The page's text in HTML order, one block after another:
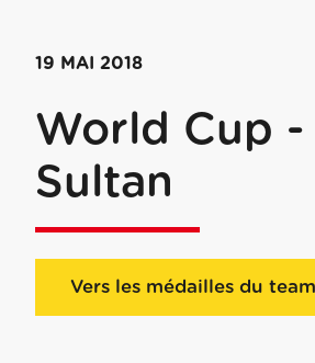
19 MAI 2018
World Cup -
Sultan
Vers les médailles du